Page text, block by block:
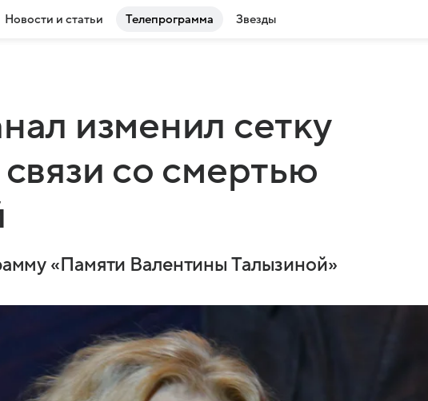
Новости и статьи Телепрограмма Звезды
изменил сетку
со смертью
«Памяти Валентины Талызиной»